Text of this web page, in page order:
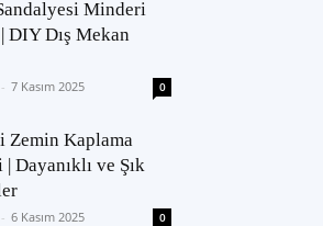
Minderi
| DIY Dış Mekan
- 7 Kasım 2025 0
Zemin Kaplama
Dayanıklı ve Şık
- 6 Kasım 2025 0